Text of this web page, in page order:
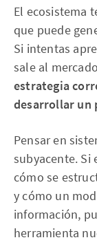
El ecosistema
que puede
Si intentas
sale al
estrategia
desarrollar un
Pensar en
subyacente. Si
cómo se
y cómo un
información,
herramienta